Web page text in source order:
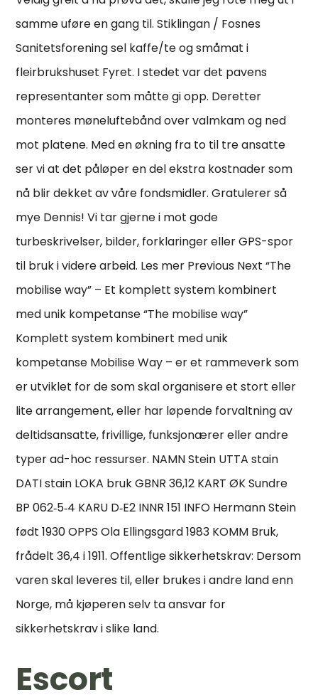
samme uføre en gang til. Stiklingan / Fosnes
Sanitetsforening sel kaffe/te og småmat i
fleirbrukshuset Fyret. I stedet var det pavens
representanter som måtte gi opp. Deretter
monteres møneluftebånd over valmkam og ned
mot platene. Med en økning fra to til tre ansatte
ser vi at det påløper en del ekstra kostnader som
nå blir dekket av våre fondsmidler. Gratulerer så
mye Dennis! Vi tar gjerne i mot gode
turbeskrivelser, bilder, forklaringer eller GPS-spor
til bruk i videre arbeid. Les mer Previous Next “The
mobilise way” – Et komplett system kombinert
med unik kompetanse “The mobilise way”
Komplett system kombinert med unik
kompetanse Mobilise Way – er et rammeverk som
er utviklet for de som skal organisere et stort eller
lite arrangement, eller har løpende forvaltning av
deltidsansatte, frivillige, funksjonærer eller andre
typer ad-hoc ressurser. NAMN Stein UTTA stain
DATI stain LOKA bruk GBNR 36,12 KART ØK Sundre
BP 062‑5‑4 KARU D‑E2 INNR 151 INFO Hermann Stein
født 1930 OPPS Ola Ellingsgard 1983 KOMM Bruk,
frådelt 36,4 i 1911. Offentlige sikkerhetskrav: Dersom
varen skal leveres til, eller brukes i andre land enn
Norge, må kjøperen selv ta ansvar for
sikkerhetskrav i slike land.
Escort